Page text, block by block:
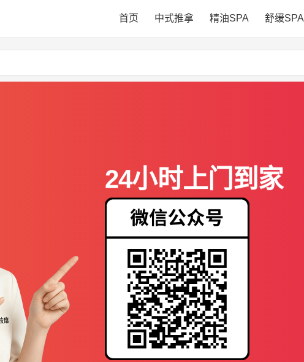
首页 中式推拿 精油SPA 舒缓SPA
24小时上门到家